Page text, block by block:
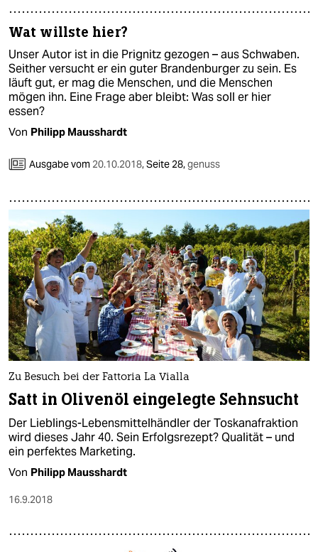
Wat willste hier?
Unser Autor ist in die Prignitz gezogen – aus Schwaben.
Seither versucht er ein guter Brandenburger zu sein. Es
läuft gut, er mag die Menschen, und die Menschen
mögen ihn. Eine Frage aber bleibt: Was soll er hier
essen?
Von Philipp Mausshardt
Ausgabe vom 20.10.2018,Seite 28,genuss
Zu Besuch bei der Fattoria La Vialla
Satt in Olivenöl eingelegte Sehnsucht
Der Lieblings-Lebensmittelhändler der Toskanafraktion
wird dieses Jahr 40. Sein Erfolgsrezept? Qualität – und
ein perfektes Marketing.
Von Philipp Mausshardt
16.9.2018